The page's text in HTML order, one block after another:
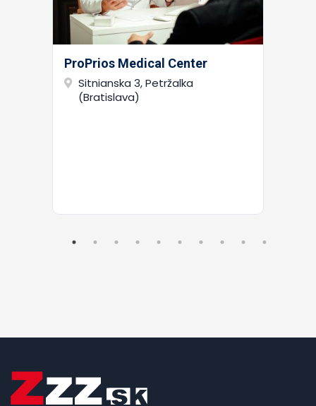
ProPrios Medical Center
Sitnianska 3, Petržalka
(Bratislava)